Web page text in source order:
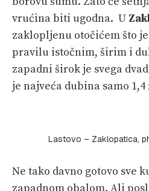
vrućina biti ugodna. U
zaklopljenu otočićem što
pravilu istočnim, širim i
zapadni širok je svega
je najveća dubina samo
Lastovo – Zaklopatica,
Ne tako davno gotovo sve
zapadnom obalom. Ali